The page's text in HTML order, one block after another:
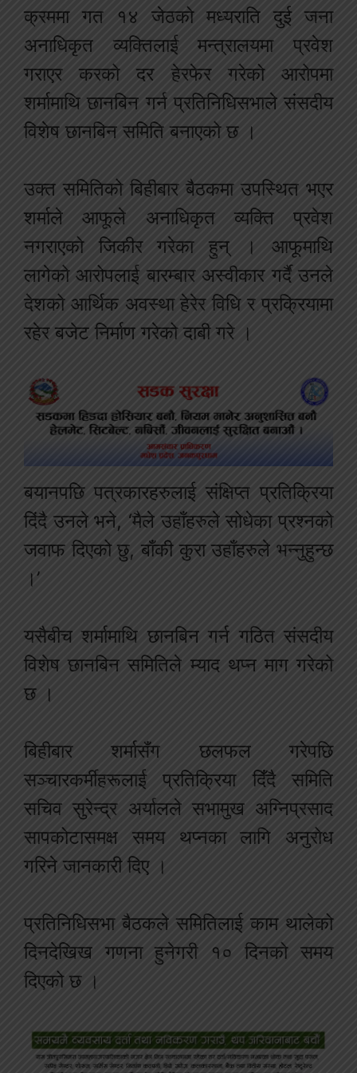
क्रममा गत १४ जेठको मध्यराति दुई जना
अनाधिकृत व्यक्तिलाई मन्त्रालयमा प्रवेश
गराएर करको दर हेरफेर गरेको आरोपमा
शर्मामाथि छानबिन गर्न प्रतिनिधिसभाले संसदीय
विशेष छानबिन समिति बनाएको छ ।
उक्त समितिको बिहीबार बैठकमा उपस्थित भएर
शर्माले आफूले अनाधिकृत व्यक्ति प्रवेश
नगराएको जिकीर गरेका हुन् । आफूमाथि
लागेको आरोपलाई बारम्बार अस्वीकार गर्दै उनले
देशको आर्थिक अवस्था हेरेर विधि र प्रक्रियामा
रहेर बजेट निर्माण गरेको दाबी गरे ।
बयानपछि पत्रकारहरुलाई संक्षिप्त प्रतिक्रिया
दिंदै उनले भने, ‘मैले उहाँहरुले सोधेका प्रश्नको
जवाफ दिएको छु, बाँकी कुरा उहाँहरुले भन्नुहुन्छ
।’
यसैबीच शर्मामाथि छानबिन गर्न गठित संसदीय
विशेष छानबिन समितिले म्याद थप्न माग गरेको
छ ।
बिहीबार शर्मासँग छलफल गरेपछि
सञ्चारकर्मीहरूलाई प्रतिक्रिया दिँदै समिति
सचिव सुरेन्द्र अर्यालले सभामुख अग्निप्रसाद
सापकोटासमक्ष समय थप्नका लागि अनुरोध
गरिने जानकारी दिए ।
प्रतिनिधिसभा बैठकले समितिलाई काम थालेको
दिनदेखिख गणना हुनेगरी १० दिनको समय
दिएको छ ।